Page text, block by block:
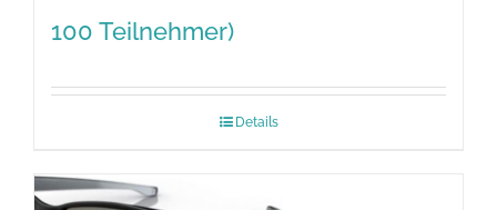
100 Teilnehmer)
Details